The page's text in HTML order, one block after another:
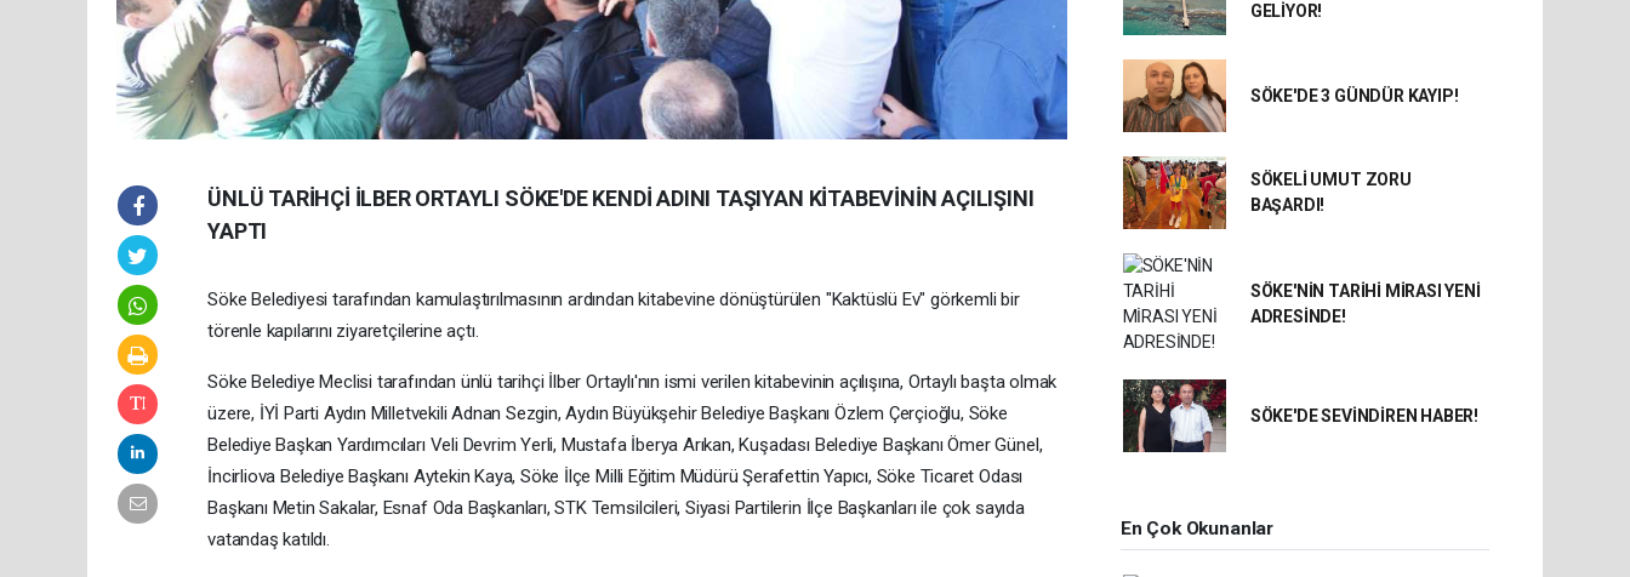
ÜNLÜ TARİHÇİ İLBER ORTAYLI SÖKE'DE KENDİ ADINI TAŞIYAN KİTABEVİNİN AÇILIŞINI
YAPTI
Söke Belediyesi tarafından kamulaştırılmasının ardından kitabevine dönüştürülen "Kaktüslü Ev" görkemli bir
törenle kapılarını ziyaretçilerine açtı.
Söke Belediye Meclisi tarafından ünlü tarihçi İlber Ortaylı'nın ismi verilen kitabevinin açılışına, Ortaylı başta olmak
üzere, İYİ Parti Aydın Milletvekili Adnan Sezgin, Aydın Büyükşehir Belediye Başkanı Özlem Çerçioğlu, Söke
Belediye Başkan Yardımcıları Veli Devrim Yerli, Mustafa İberya Arıkan, Kuşadası Belediye Başkanı Ömer Günel,
İncirliova Belediye Başkanı Aytekin Kaya, Söke İlçe Milli Eğitim Müdürü Şerafettin Yapıcı, Söke Ticaret Odası
Başkanı Metin Sakalar, Esnaf Oda Başkanları, STK Temsilcileri, Siyasi Partilerin İlçe Başkanları ile çok sayıda
vatandaş katıldı.
GELİYOR!
SÖKE'DE 3 GÜNDÜR KAYIP!
SÖKELİ UMUT ZORU
BAŞARDI!
SÖKE'NİN TARİHİ MİRASI YENİ
ADRESİNDE!
SÖKE'DE SEVİNDİREN HABER!
En Çok Okunanlar